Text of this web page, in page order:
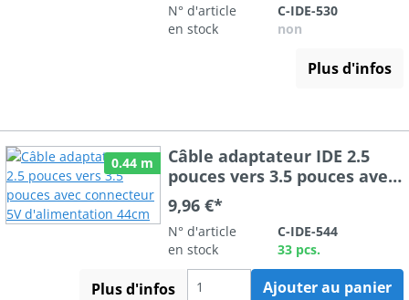
N° d'article
C-IDE-530
en stock
non
Plus d'infos
0.44 m
Câble adaptateur IDE 2.5
pouces vers 3.5 pouces avec
connecteur 5V
d'alimentation 44cm
9,96 €*
N° d'article
C-IDE-544
en stock
33 pcs.
Plus d'infos Ajouter au panier